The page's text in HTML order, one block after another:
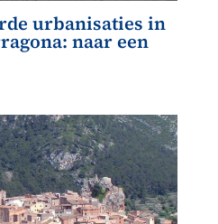
urbanisaties in
naar een